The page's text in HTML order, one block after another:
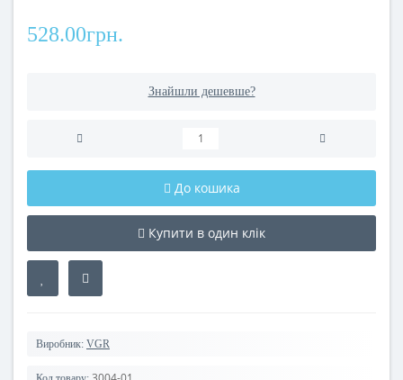
528.00грн.
Знайшли дешевше?
До кошика
Купити в один клік
Виробник: VGR